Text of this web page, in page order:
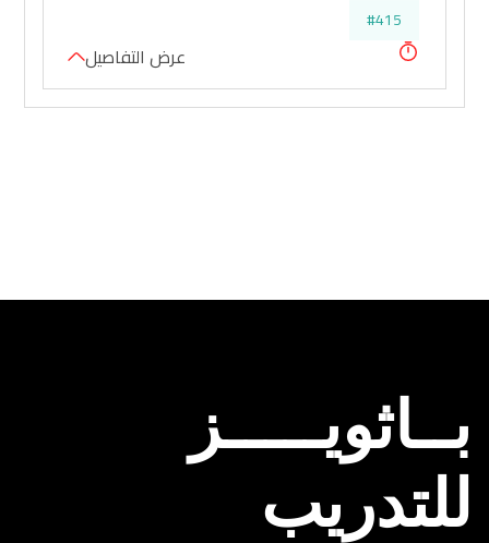
#415
عرض التفاصيل
بــاثويـــــز
للتدريب